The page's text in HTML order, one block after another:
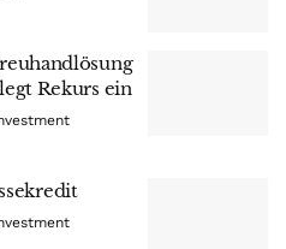
Rekurs ein